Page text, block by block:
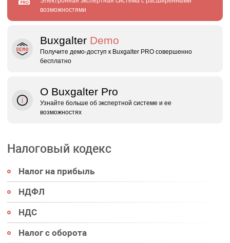
возможностями
Buxgalter Demo
Получите демо‑доступ к Buxgalter PRO совершенно
бесплатно
О Buxgalter Pro
Узнайте больше об экспертной системе и ее
возможностях
Налоговый кодекс
Налог на прибыль
НДФЛ
НДС
Налог с оборота